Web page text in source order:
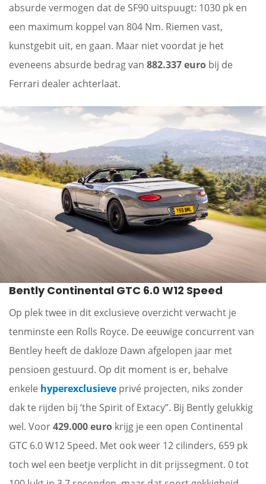
absurde vermogen dat de SF90 uitspuugt: 1030 pk en
een maximum koppel van 804 Nm. Riemen vast,
kunstgebit uit, en gaan. Maar niet voordat je het
eveneens absurde bedrag van 882.337 euro bij de
Ferrari dealer achterlaat.
Bently Continental GTC 6.0 W12 Speed
Op plek twee in dit exclusieve overzicht verwacht je
tenminste een Rolls Royce. De eeuwige concurrent van
Bentley heeft de dakloze Dawn afgelopen jaar met
pensioen gestuurd. Op dit moment is er, behalve
enkele hyperexclusieve privé projecten, niks zonder
dak te rijden bij ‘the Spirit of Extacy”. Bij Bently gelukkig
wel. Voor429.000 euro krijg je een open Continental
GTC 6.0 W12 Speed. Met ook weer 12 cilinders, 659 pk
toch wel een beetje verplicht in dit prijssegment. 0 tot